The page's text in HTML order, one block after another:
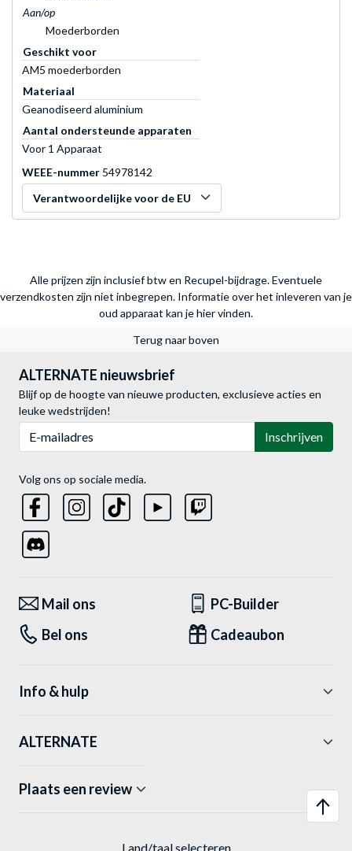
Aan/op
Moederborden
Geschikt voor
AM5 moederborden
Materiaal
Geanodiseerd aluminium
Aantal ondersteunde apparaten
Voor 1 Apparaat
WEEE-nummer 54978142
Verantwoordelijke voor de EU
Alle prijzen zijn inclusief btw en Recupel-bijdrage. Eventuele
verzendkosten zijn niet inbegrepen. Informatie over het inleveren van je
oud apparaat kan je hier vinden.
Terug naar boven
ALTERNATE nieuwsbrief
Blijf op de hoogte van nieuwe producten, exclusieve acties en
leuke wedstrijden!
Inschrijven
Volg ons op sociale media.
Mail ons
PC-Builder
Bel ons
Cadeaubon
Info & hulp
ALTERNATE
Plaats een review
Land/taal selecteren